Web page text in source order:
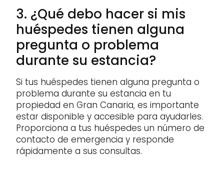
3. ¿Qué debo hacer si mis
huéspedes tienen alguna
pregunta o problema
durante su estancia?
Si tus huéspedes tienen alguna pregunta o
problema durante su estancia en tu
propiedad en Gran Canaria, es importante
estar disponible y accesible para ayudarles.
Proporciona a tus huéspedes un número de
contacto de emergencia y responde
rápidamente a sus consultas.